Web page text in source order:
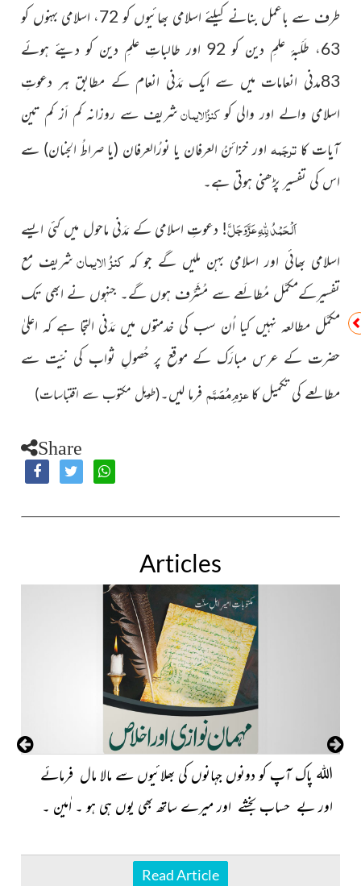
طرف سے باعمل بنانے کیلئے اسلامی بھائیوں کو 72، اسلامی
بہنوں کو
63، طَلَبۂ علمِ دین کو 92 اور طالباتِ
علمِ دین کو دیئے ہوئے
83مدنی انعامات میں
سے ایک مَدَنی انعام کے مطابق ہر دعوتِ
اسلامی والے اور والی کوکنزُالایمانشریف سے روزانہ کم اَز کم تین
آیات کا ترجَمہ اورخزائنُ العرفان یا نورُالعرفان (یاصراطُ الجنان) سے
اس کی تفسیر پڑھنی ہوتی ہے۔
اَلْحَمْدُلِلّٰہِعَزَّوَجَلَّ! دعوتِ اسلامی کے مَدَنی ماحول میں کئی ایسے
اسلامی بھائی اور اسلامی بہن ملیں گے جو کہکنزُ الایمانشریف مع
تفسیرکےمکمَّل مُطالَعے سے مُشَرَّف ہوں گے۔ جنہوں نے ابھی تک
مکمَّل مطالعہ نہیں کیا اُن سب کی خدمتوں میں مَدَنی التجا ہے کہ اعلیٰ
حضرت کے عرس مبارَک کے موقع پر حُصولِ ثواب کی نیّت سے
مطالعے کی تکمیل کاعزمِ مُصَمَّم فرما لیں۔(طویل مکتوب سے اقتباسات)
Share
Articles
اللہ پاک آپ کو دونوں جہانوں کی بھلائیوں سے مالا مال فرمائے
اور بے حساب بخشے اور میرے ساتھ بھی یوں ہی ہو ۔ اٰمین ۔
Read Article